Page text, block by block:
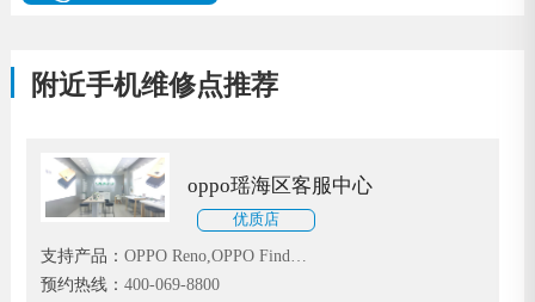
附近手机维修点推荐
oppo瑶海区客服中心
优质店
支持产品： OPPO Reno,OPPO Find
X,OPPO K3,OPPO A9全系手机
预约热线： 400-069-8800